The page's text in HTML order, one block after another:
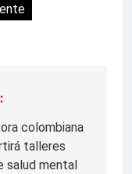
colombiana
talleres
salud mental